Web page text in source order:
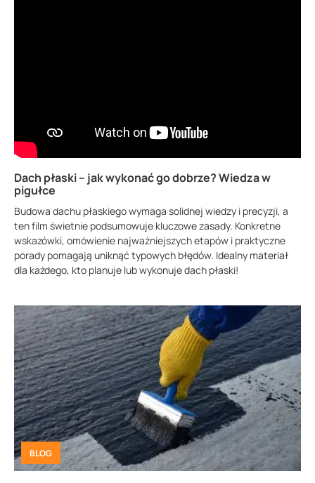
Dach płaski – jak wykonać go dobrze? Wiedza w
pigułce
Budowa dachu płaskiego wymaga solidnej wiedzy i precyzji, a
ten film świetnie podsumowuje kluczowe zasady. Konkretne
wskazówki, omówienie najważniejszych etapów i praktyczne
porady pomagają uniknąć typowych błędów. Idealny materiał
dla każdego, kto planuje lub wykonuje dach płaski!
BLOG